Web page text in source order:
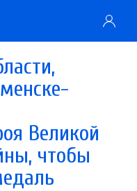
Великой
чтобы